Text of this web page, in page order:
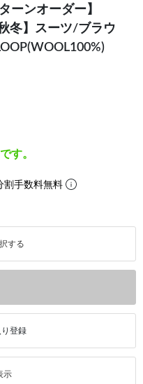
ーンオーダー】
秋冬】スーツ/ブラウ
す。
割手数料無料
する
示